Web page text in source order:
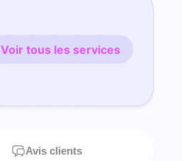
Voir tous les services
Avis clients